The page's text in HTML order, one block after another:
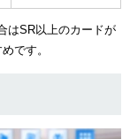
はSR以上のカードが
です。